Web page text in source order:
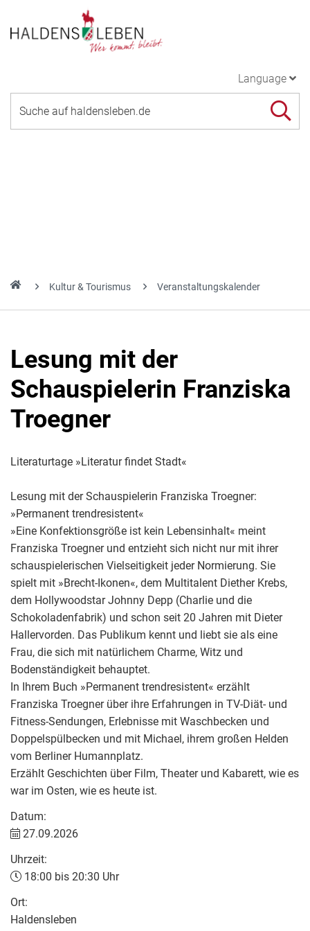
Language
Kultur & Tourismus Veranstaltungskalender
Lesung mit der
Schauspielerin Franziska
Troegner
Literaturtage »Literatur findet Stadt«
Lesung mit der Schauspielerin Franziska Troegner:
»Permanent trendresistent«
»Eine Konfektionsgröße ist kein Lebensinhalt« meint
Franziska Troegner und entzieht sich nicht nur mit ihrer
schauspielerischen Vielseitigkeit jeder Normierung. Sie
spielt mit »Brecht-Ikonen«, dem Multitalent Diether Krebs,
dem Hollywoodstar Johnny Depp (Charlie und die
Schokoladenfabrik) und schon seit 20 Jahren mit Dieter
Hallervorden. Das Publikum kennt und liebt sie als eine
Frau, die sich mit natürlichem Charme, Witz und
Bodenständigkeit behauptet.
In Ihrem Buch »Permanent trendresistent« erzählt
Franziska Troegner über ihre Erfahrungen in TV-Diät- und
Fitness-Sendungen, Erlebnisse mit Waschbecken und
Doppelspülbecken und mit Michael, ihrem großen Helden
vom Berliner Humannplatz.
Erzählt Geschichten über Film, Theater und Kabarett, wie es
war im Osten, wie es heute ist.
Datum:
27.09.2026
Uhrzeit:
18:00 bis 20:30 Uhr
Ort:
Haldensleben